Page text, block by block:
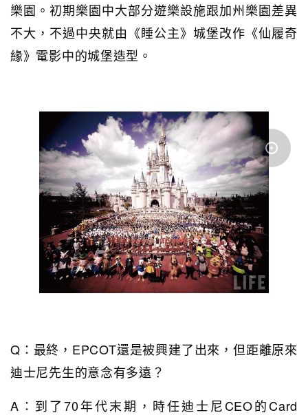
樂園。初期樂園中大部分遊樂設施跟加州樂園差異
不大，不過中央就由《睡公主》城堡改作《仙履奇
緣》電影中的城堡造型。
Q：最終，EPCOT還是被興建了出來，但距離原來
迪士尼先生的意念有多遠？
A：到了70年代末期，時任迪士尼CEO的Card